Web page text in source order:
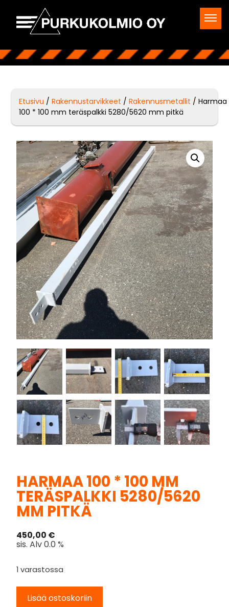
Etusivu /Rakennustarvikkeet /Rakennusmetallit / Harmaa
100 * 100 mm teräspalkki 5280/5620 mm pitkä
HARMAA 100 * 100 MM
TERÄSPALKKI 5280/5620
MM PITKÄ
450,00 €
sis. Alv 0.0 %
1 varastossa
Lisää ostoskoriin